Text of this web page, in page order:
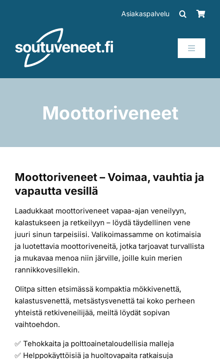
Asiakaspalvelu
Toggle
Perämoottorit
SUP-laudat
Laiturit
Valmistajat
Rahoitus
Moottoriveneet
Moottoriveneet – Voimaa, vauhtia ja
vapautta vesillä
Laadukkaat moottoriveneet vapaa-ajan veneilyyn,
kalastukseen ja retkeilyyn – löydä täydellinen vene
juuri sinun tarpeisiisi. Valikoimassamme on kotimaisia
ja luotettavia moottoriveneitä, jotka tarjoavat turvallista
ja mukavaa menoa niin järville, joille kuin merien
rannikkovesillekin.
Olitpa sitten etsimässä kompaktia mökkivenettä,
kalastusvenettä, metsästysvenettä tai koko perheen
yhteistä retkiveneilijää, meiltä löydät sopivan
vaihtoehdon.
✅ Tehokkaita ja polttoainetaloudellisia malleja
✅ Helppokäyttöisiä ja huoltovapaita ratkaisuja